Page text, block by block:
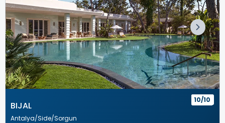
BIJAL
Antalya Side Sorgun
10/10